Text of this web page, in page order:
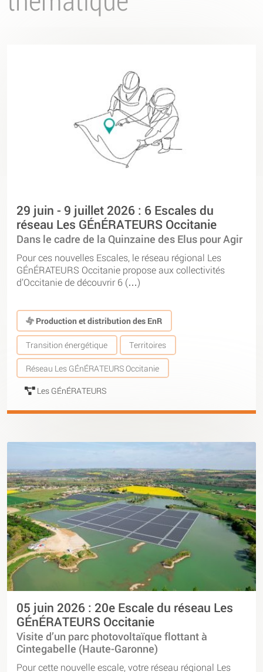
29 juin - 9 juillet 2026 : 6 Escales du
réseau Les GÉnÉRATEURS Occitanie
Dans le cadre de la Quinzaine des Elus pour Agir
Pour ces nouvelles Escales, le réseau régional Les
GÉnÉRATEURS Occitanie propose aux collectivités
d’Occitanie de découvrir 6 (…)
Production et distribution des EnR
Transition énergétique Territoires
Réseau Les GÉnÉRATEURS Occitanie
Les GÉnÉRATEURS
05 juin 2026 : 20e Escale du réseau Les
GÉnÉRATEURS Occitanie
Visite d’un parc photovoltaïque flottant à
Cintegabelle (Haute-Garonne)
Pour cette nouvelle escale, votre réseau régional Les